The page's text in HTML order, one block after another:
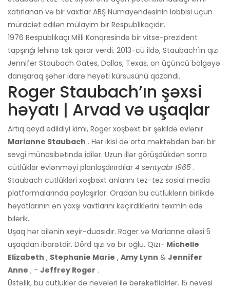
xatırlanan və bir vaxtlar ABŞ Nümayəndəsinin lobbisi üçün
müraciət edilən mülayim bir Respublikaçıdır.
1976 Respublikaçı Milli Konqresində bir vitse-prezident
tapşırığı lehinə tək qərar verdi. 2013-cü ildə, Staubach'ın qızı
Jennifer Staubach Gates, Dallas, Texas, on üçüncü bölgəyə
danışaraq şəhər idarə heyəti kürsüsünü qazandı.
Roger Staubach’ın şəxsi
həyatı | Arvad və uşaqlar
Artıq qeyd edildiyi kimi, Roger xoşbəxt bir şəkildə evlənir
Marianne Staubach . Hər ikisi də orta məktəbdən bəri bir
sevgi münasibətində idilər. Uzun illər görüşdükdən sonra
cütlüklər evlənməyi planlaşdırırdılar 4 sentyabr 1965 .
Staubach cütlükləri xoşbəxt anlarını tez-tez sosial media
platformalarında paylaşırlar. Oradan bu cütlüklərin birlikdə
həyatlarının ən yaxşı vaxtlarını keçirdiklərini təxmin edə
bilərik.
Uşaq hər ailənin xeyir-duasıdır. Roger və Marianne ailəsi 5
uşaqdan ibarətdir. Dörd qızı və bir oğlu. Qızı- Michelle
Elizabeth , Stephanie Marie , Amy Lynn & Jennifer
Anne ; - Jeffrey Roger .
Üstəlik, bu cütlüklər də nəvələri ilə bərəkətlidirlər. 15 nəvəsi